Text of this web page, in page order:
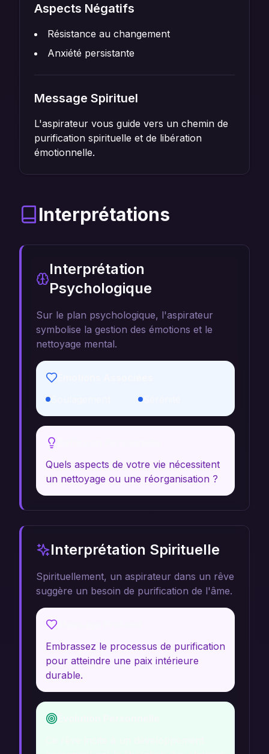
Aspects Négatifs
Résistance au changement
Anxiété persistante
Message Spirituel
L'aspirateur vous guide vers un chemin de
purification spirituelle et de libération
émotionnelle.
Interprétations
Interprétation
Psychologique
Sur le plan psychologique, l'aspirateur
symbolise la gestion des émotions et le
nettoyage mental.
Sérénité
Quels aspects de votre vie nécessitent
un nettoyage ou une réorganisation ?
Interprétation Spirituelle
Spirituellement, un aspirateur dans un rêve
suggère un besoin de purification de l'âme.
Embrassez le processus de purification
pour atteindre une paix intérieure
durable.